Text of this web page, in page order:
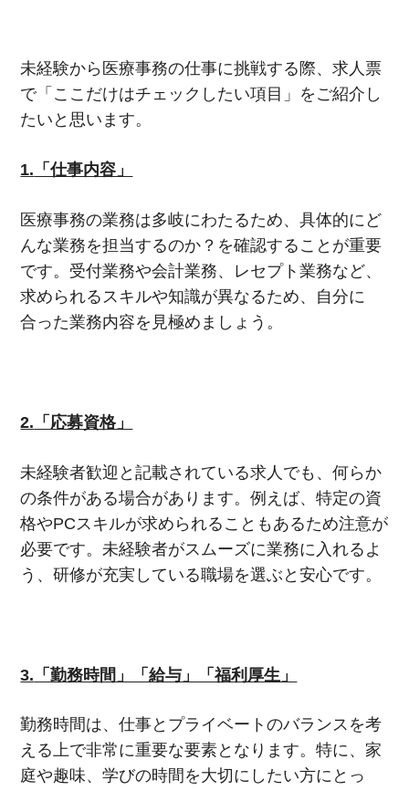
未経験から医療事務の仕事に挑戦する際、求人票
で「ここだけはチェックしたい項目」をご紹介し
たいと思います。
1. 「仕事内容」
医療事務の業務は多岐にわたるため、具体的にど
んな業務を担当するのか？を確認することが重要
です。受付業務や会計業務、レセプト業務など、
求められるスキルや知識が異なるため、自分に
合った業務内容を見極めましょう。
2. 「応募資格」
未経験者歓迎と記載されている求人でも、何らか
の条件がある場合があります。例えば、特定の資
格やPC スキルが求められることもあるため注意が
必要です。未経験者がスムーズに業務に入れるよ
う、研修が充実している職場を選ぶと安心です。
3. 「勤務時間」「給与」「福利厚生」
勤務時間は、仕事とプライベートのバランスを考
える上で非常に重要な要素となります。特に、家
庭や趣味、学びの時間を大切にしたい方にとっ